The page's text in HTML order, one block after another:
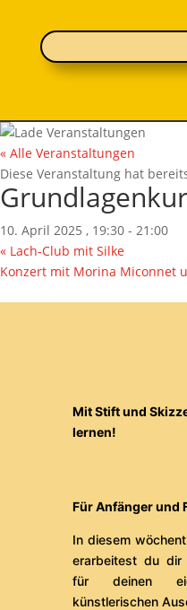
« Alle Veranstaltungen
Diese Veranstaltung hat
10. April 2025 , 19:30 - 21:00
« Lach-Club mit Silke
Konzert mit Morina Miconnet
Mit Stift und
lernen!
Für Anfänger und
In diesem
erarbeitest du dir
für deinen
künstlerischen